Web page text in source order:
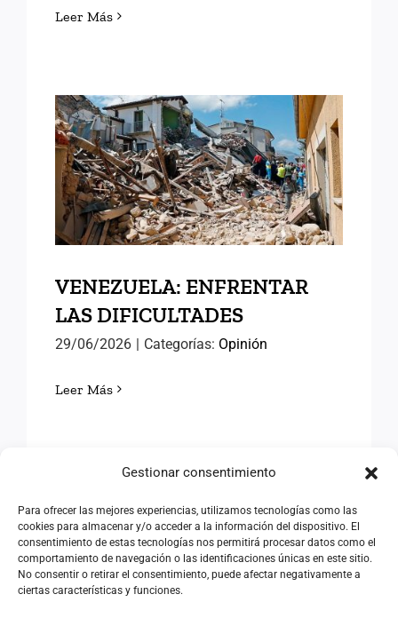
Gestionar consentimiento
Para ofrecer las mejores experiencias, utilizamos tecnologías como las
cookies para almacenar y/o acceder a la información del dispositivo. El
consentimiento de estas tecnologías nos permitirá procesar datos como el
comportamiento de navegación o las identificaciones únicas en este sitio.
No consentir o retirar el consentimiento, puede afectar negativamente a
ciertas características y funciones.
Leer Más
VENEZUELA: ENFRENTAR
LAS DIFICULTADES
VENEZUELA: ENFRENTAR
LAS DIFICULTADES
29/06/2026 | Categorías: Opinión
Leer Más